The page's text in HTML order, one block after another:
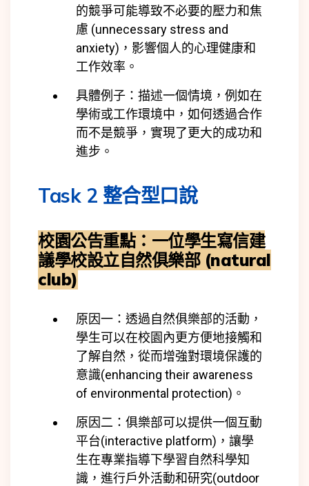
的競爭可能導致不必要的壓力和焦
慮 (unnecessary stress and
anxiety) ，影響個人的心理健康和
工作效率。
具體例子：描述一個情境，例如在
學術或工作環境中，如何透過合作
而不是競爭，實現了更大的成功和
進步。
Task 2 整合型口說
校園公告重點：一位學生寫信建
議學校設立自然俱樂部 (natural
club)
原因一：透過自然俱樂部的活動，
學生可以在校園內更方便地接觸和
了解自然，從而增強對環境保護的
意識(enhancing their awareness
of environmental protection) 。
原因二：俱樂部可以提供一個互動
平台(interactive platform) ，讓學
生在專業指導下學習自然科學知
識，進行戶外活動和研究(outdoor